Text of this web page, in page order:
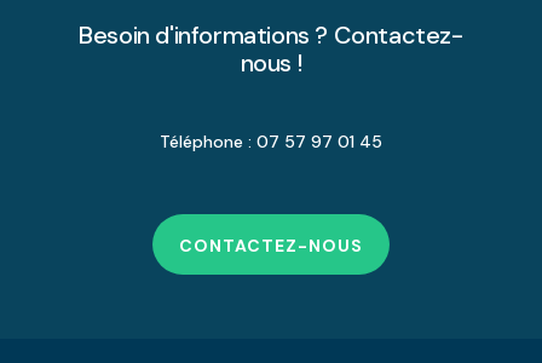
Besoin d'informations ? Contactez-
nous !
Téléphone : 07 57 97 01 45
CONTACTEZ-NOUS